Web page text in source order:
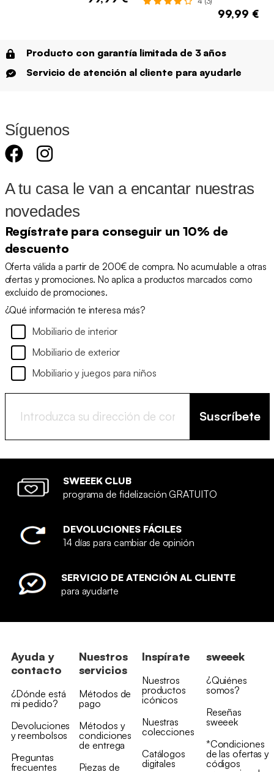
99,99 €
Producto con garantía limitada de 3 años
Servicio de atención al cliente para ayudarle
Síguenos
A tu casa le van a encantar nuestras
novedades
Regístrate para conseguir un 10% de
descuento
Oferta válida a partir de 200€ de compra. No acumulable a otras
ofertas y promociones. No aplica a productos marcados como
excluido de promociones.
¿Qué información te interesa más?
Mobiliario de interior
Mobiliario de exterior
Mobiliario y juegos para niños
Suscríbete
SWEEEK CLUB
programa de fidelización GRATUITO
DEVOLUCIONES FÁCILES
14 días para cambiar de opinión
SERVICIO DE ATENCIÓN AL CLIENTE
para ayudarte
Ayuda y
contacto
¿Dónde está
mi pedido?
Devoluciones
y reembolsos
Preguntas
frecuentes
Nuestros
servicios
Métodos de
pago
Métodos y
condiciones
de entrega
Piezas de
Inspírate
Nuestros
productos
icónicos
Nuestras
colecciones
Catálogos
digitales
sweeek
¿Quiénes
somos?
Reseñas
sweeek
*Condiciones
de las ofertas y
códigos